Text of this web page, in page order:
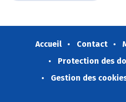
Accueil Contact
Protection des
Gestion des